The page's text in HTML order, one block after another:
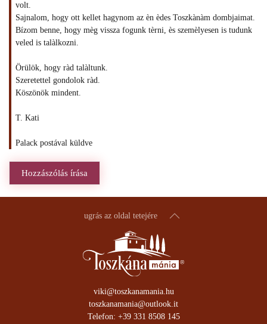
volt.
Sajnalom, hogy ott kellet hagynom az èn èdes Toszkànàm dombjaimat.
Bízom benne, hogy mèg vissza fogunk tèrni, ès szemèlyesen is tudunk
veled is talàlkozni.
Örülök, hogy ràd talàltunk.
Szeretettel gondolok ràd.
Köszönök mindent.
T. Kati
Palack postával küldve
Hozzászólás írása
ugrás az oldal tetejére
viki@toszkanamania.hu
toszkanamania@outlook.it
Telefon: +39 331 8508 145